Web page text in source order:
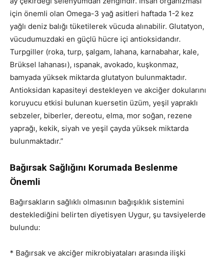
için önemli olan Omega-3 yağ asitleri haftada 1-2 kez
yağlı deniz balığı tüketilerek vücuda alınabilir. Glutatyon,
vücudumuzdaki en güçlü hücre içi antioksidandır.
Turpgiller (roka, turp, şalgam, lahana, karnabahar, kale,
Brüksel lahanası), ıspanak, avokado, kuşkonmaz,
bamyada yüksek miktarda glutatyon bulunmaktadır.
Antioksidan kapasiteyi destekleyen ve akciğer dokularını
koruyucu etkisi bulunan kuersetin üzüm, yeşil yapraklı
sebzeler, biberler, dereotu, elma, mor soğan, rezene
yaprağı, kekik, siyah ve yeşil çayda yüksek miktarda
bulunmaktadır.”
Bağırsak Sağlığını Korumada Beslenme
Önemli
Bağırsakların sağlıklı olmasının bağışıklık sistemini
desteklediğini belirten diyetisyen Uygur, şu tavsiyelerde
bulundu:
* Bağırsak ve akciğer mikrobiyataları arasında ilişki